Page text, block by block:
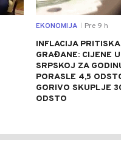
EKONOMIJA Pre 9 h
INFLACIJA PRITISKA
GRAĐANE: CIJENE U
SRPSKOJ ZA
PORASLE 4,5
GORIVO SKUPLJE
ODSTO